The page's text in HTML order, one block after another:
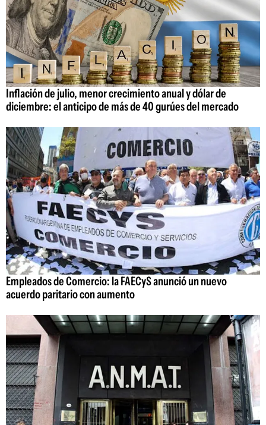
Inflación de julio, menor crecimiento anual y dólar de
diciembre: el anticipo de más de 40 gurúes del mercado
Empleados de Comercio: la FAECyS anunció un nuevo
acuerdo paritario con aumento